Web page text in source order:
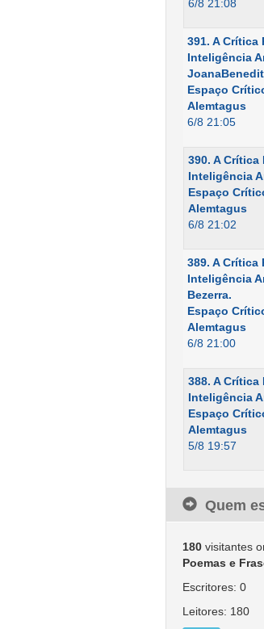
6/8 21:08
391. A Crítica
Inteligência
Espaço
Alemtagus
6/8 21:05
390. A
Inteligência
Espaço
Alemtagus
6/8 21:02
389. A Crítica
Inteligência
Bezerra.
Espaço
Alemtagus
6/8 21:00
388. A
Inteligência
Espaço
Alemtagus
5/8 19:57
Quem
180visitantes
Poemas e
Escritores: 0
Leitores: 180